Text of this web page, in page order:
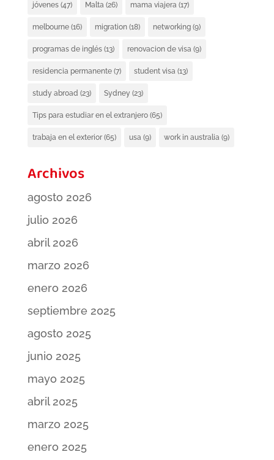
jóvenes(47) Malta (26) mama viajera (17)
melbourne(16) migration(18) networking(9)
programas de inglés(13) renovacion de visa (9)
residencia permanente(7) student visa (13)
study abroad (23) Sydney (23)
Tips para estudiar en el extranjero(65)
trabaja en el exterior(65) usa (9) work in australia (9)
Archivos
agosto 2026
julio 2026
abril 2026
marzo 2026
enero 2026
septiembre 2025
agosto 2025
junio 2025
mayo 2025
abril 2025
marzo 2025
enero 2025